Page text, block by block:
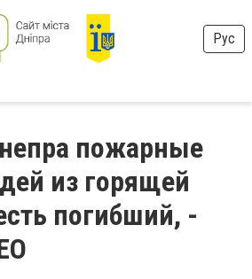
Рус
пожарные
из горящей
погибший, -